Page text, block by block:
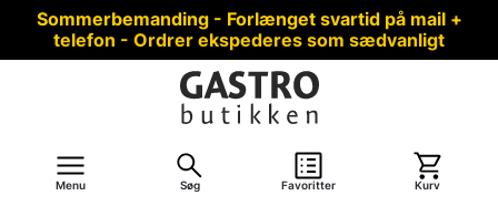
Sommerbemanding - Forlænget svartid på mail +
telefon - Ordrer ekspederes som sædvanligt
Menu Søg Favoritter Kurv